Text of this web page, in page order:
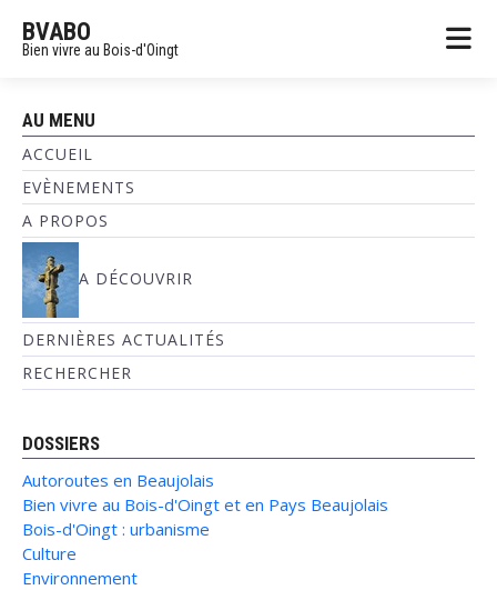
BVABO
Bien vivre au Bois-d'Oingt
AU MENU
ACCUEIL
EVÈNEMENTS
A PROPOS
A DÉCOUVRIR
DERNIÈRES ACTUALITÉS
RECHERCHER
DOSSIERS
Autoroutes en Beaujolais
Bien vivre au Bois-d'Oingt et en Pays Beaujolais
Bois-d'Oingt : urbanisme
Culture
Environnement